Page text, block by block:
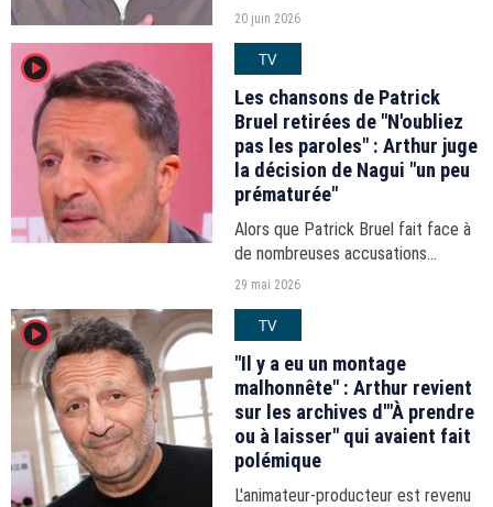
un numéro déjà diffusé le 26 juillet
20 juin 2026
player2 TV
Les chansons de Patrick
Bruel retirées de "N'oubliez
pas les paroles" : Arthur juge
la décision de Nagui "un peu
prématurée"
Alors que Patrick Bruel fait face à
de nombreuses accusations
d'agressions sexuelles et de viols,
décidé de retirer ses chansons de
29 mai 2026
player2 TV
"Il y a eu un montage
malhonnête" : Arthur revient
sur les archives d'"À prendre
ou à laisser" qui avaient fait
polémique
L'animateur-producteur est revenu